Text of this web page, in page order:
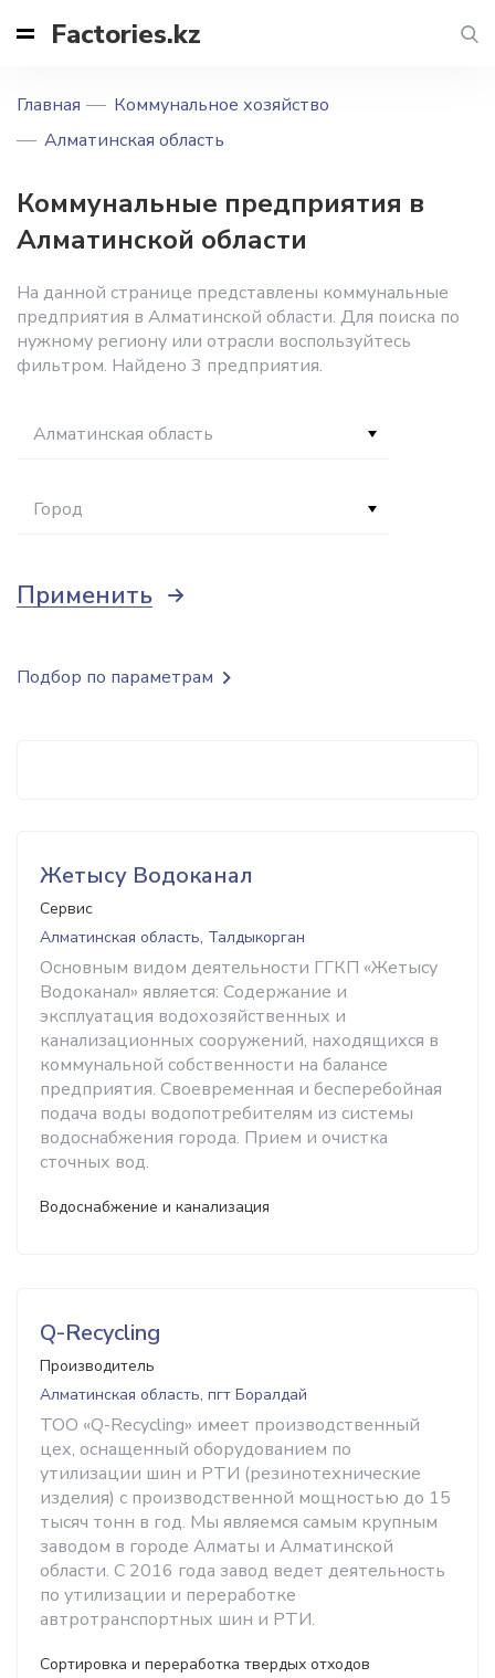
Factories.kz
Главная
Коммунальное хозяйство
Алматинская область
Коммунальные предприятия в
Алматинской области
На данной странице представлены коммунальные
предприятия в Алматинской области. Для поиска по
нужному региону или отрасли воспользуйтесь
фильтром. Найдено 3 предприятия.
Алматинская область
Город
Применить
Жетысу Водоканал
Сервис
Алматинская область, Талдыкорган
Основным видом деятельности ГГКП «Жетысу
Водоканал» является: Содержание и
эксплуатация водохозяйственных и
канализационных сооружений, находящихся в
коммунальной собственности на балансе
предприятия. Своевременная и бесперебойная
подача воды водопотребителям из системы
водоснабжения города. Прием и очистка
сточных вод.
Водоснабжение и канализация
Q-Recycling
Производитель
Алматинская область, пгт Боралдай
ТОО «Q-Recycling» имеет производственный
цех, оснащенный оборудованием по
утилизации шин и РТИ (резинотехнические
изделия) с производственной мощностью до 15
тысяч тонн в год. Мы являемся самым крупным
заводом в городе Алматы и Алматинской
области. С 2016 года завод ведет деятельность
по утилизации и переработке
автротранспортных шин и РТИ.
Сортировка и переработка твердых отходов
Подбор по параметрам